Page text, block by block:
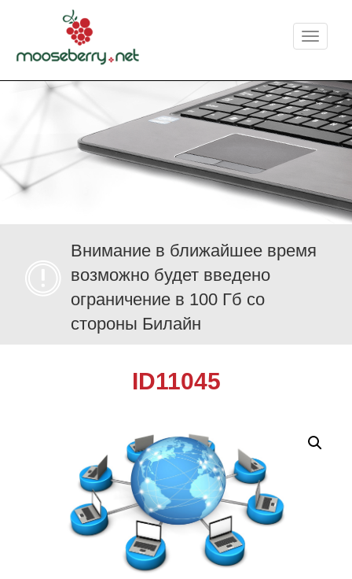
Меню
Внимание в ближайшее время
возможно будет введено
ограничение в 100 Гб со
стороны Билайн
ID11045